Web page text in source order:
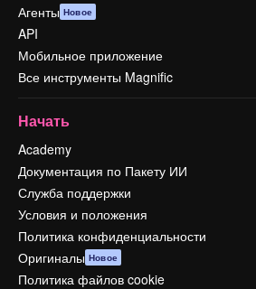
Агенты Новое
API
Мобильное приложение
Все инструменты Magnific
Начать
Academy
Документация по Пакету ИИ
Служба поддержки
Условия и положения
Политика конфиденциальности
Оригиналы Новое
Политика файлов cookie